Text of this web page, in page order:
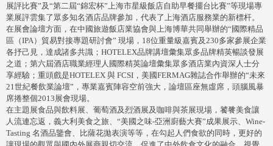
展評比賽”及“第二屆“錦宏杯”上海市星級飯店自助早餐擺台比賽”等現場專
業展評雲集了眾多知名酒店品牌參加，代表了上海酒店服務業的新標杆。
在展會論壇方面，在中國旅遊飯店業協會與上海博華共同舉辦的“國際精品
區（IPA）貿易對接專題研討會” 現場，18位重量級嘉賓及230多家參展企業
各抒己見，達成諸多共識；HOTELEX品牌講壇彙集眾多品牌精英暢談發展
之道；第六屆酒店職業經理人國際精英論壇彙集眾多酒店業內資深人士分
享經驗；重頭戲是HOTELEX 與 FCSI，美國FERMAG雜誌合作舉辦的“未來
21世紀餐飲業論壇”，專業嘉賓陣容空前強大，論壇區座無虛席，頭腦風暴
席捲整個2013展會現場。
在主題展食品與飲料展、葡萄酒及烈酒展及咖啡與茶展現場，饕餮美食讓
人流連忘返，義大利美食之旅、“美國之味-亞洲廚藝大賽”成果展示、Wine-
Tasting 名酒品鑒會、比薩花拋表演等等，在勾起人們食欲的同時，更好的